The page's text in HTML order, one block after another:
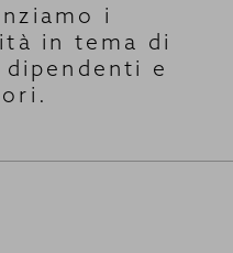
i
in tema di
e